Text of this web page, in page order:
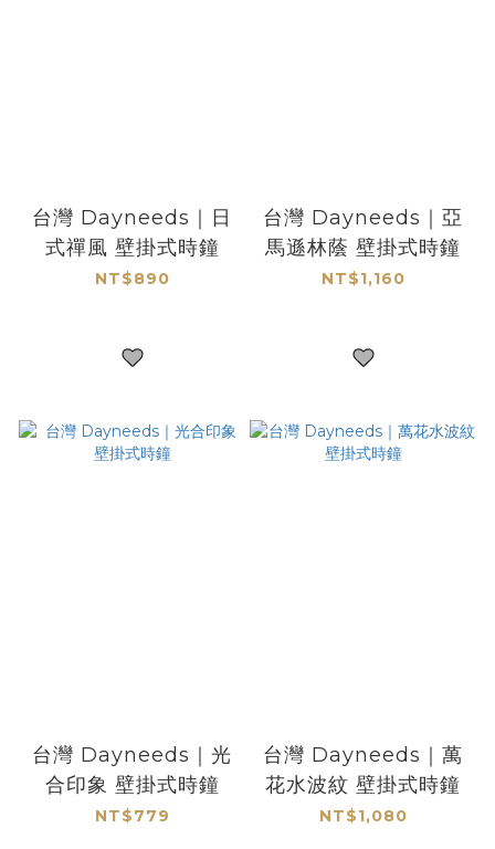
台灣 Dayneeds｜日
式禪風 壁掛式時鐘
NT$890
台灣 Dayneeds｜亞
馬遜林蔭 壁掛式時鐘
NT$1,160
台灣 Dayneeds｜光
合印象 壁掛式時鐘
NT$779
台灣 Dayneeds｜萬
花水波紋 壁掛式時鐘
NT$1,080